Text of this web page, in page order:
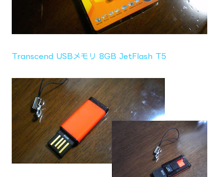
Transcend USBメモリ 8GB JetFlash T5